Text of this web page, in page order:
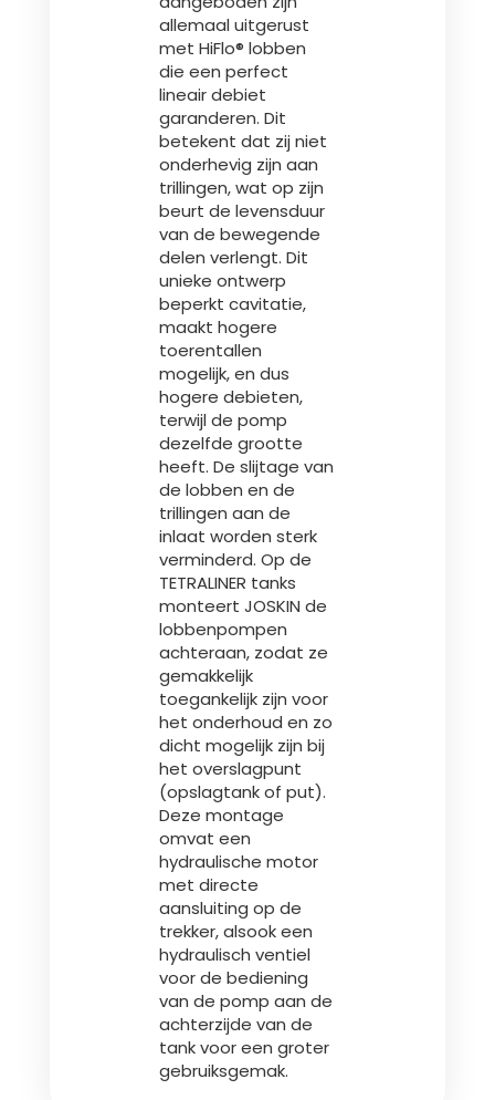
allemaal uitgerust
met HiFlo® lobben
die een perfect
lineair debiet
garanderen. Dit
betekent dat zij niet
onderhevig zijn aan
trillingen, wat op zijn
beurt de levensduur
van de bewegende
delen verlengt. Dit
unieke ontwerp
beperkt cavitatie,
maakt hogere
toerentallen
mogelijk, en dus
hogere debieten,
terwijl de pomp
dezelfde grootte
heeft. De slijtage van
de lobben en de
trillingen aan de
inlaat worden sterk
verminderd. Op de
TETRALINER tanks
monteert JOSKIN de
lobbenpompen
achteraan, zodat ze
gemakkelijk
toegankelijk zijn voor
het onderhoud en zo
dicht mogelijk zijn bij
het overslagpunt
(opslagtank of put).
Deze montage
omvat een
hydraulische motor
met directe
aansluiting op de
trekker, alsook een
hydraulisch ventiel
voor de bediening
van de pomp aan de
achterzijde van de
tank voor een groter
gebruiksgemak.